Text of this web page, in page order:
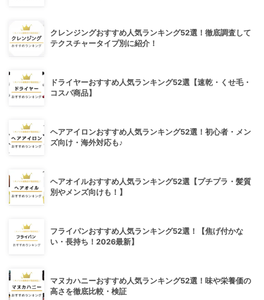
クレンジングおすすめ人気ランキング52選！徹底調査して
テクスチャータイプ別に紹介！
ドライヤーおすすめ人気ランキング52選【速乾・くせ毛・
コスパ商品】
ヘアアイロンおすすめ人気ランキング52選！初心者・メン
ズ向け・海外対応も♪
ヘアオイルおすすめ人気ランキング52選【プチプラ・髪質
別やメンズ向けも！】
フライパンおすすめ人気ランキング52選！【焦げ付かな
い・長持ち！2026最新】
マヌカハニーおすすめ人気ランキング52選！味や栄養価の
高さを徹底比較・検証